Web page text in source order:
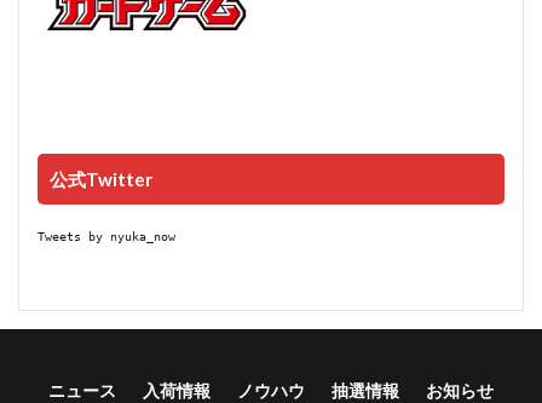
公式Twitter
Tweets by nyuka_now
ニュース 入荷情報 ノウハウ 抽選情報 お知らせ